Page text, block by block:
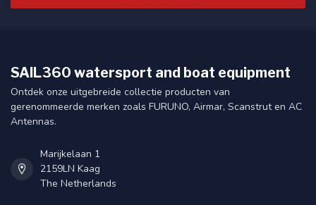
SAIL360 watersport and boat equipment
Ontdek onze uitgebreide collectie producten van
gerenommeerde merken zoals FURUNO, Airmar, Scanstrut en AC
Antennas.
Marijkelaan 1
2159LN Kaag
The Netherlands